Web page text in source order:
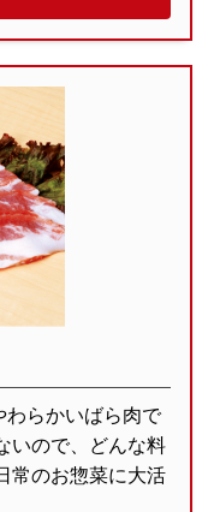
わらかいばら肉で
いので、どんな料
常のお惣菜に大活